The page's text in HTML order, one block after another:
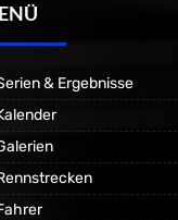
& Ergebnisse